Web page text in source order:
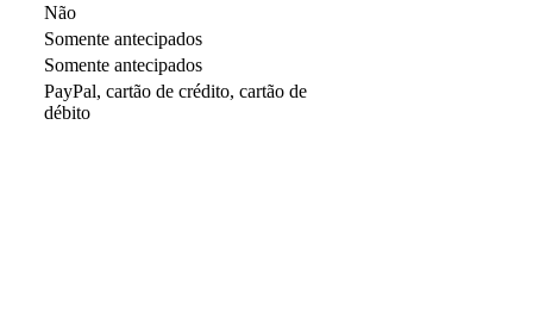
Não
Somente antecipados
Somente antecipados
PayPal, cartão de crédito, cartão de
débito